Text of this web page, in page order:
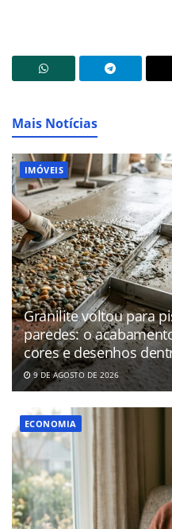
Mais Notícias
IMÓVEIS
Granilite voltou para
paredes: o
cores e desenhos
9 DE AGOSTO DE 2026
ECONOMIA